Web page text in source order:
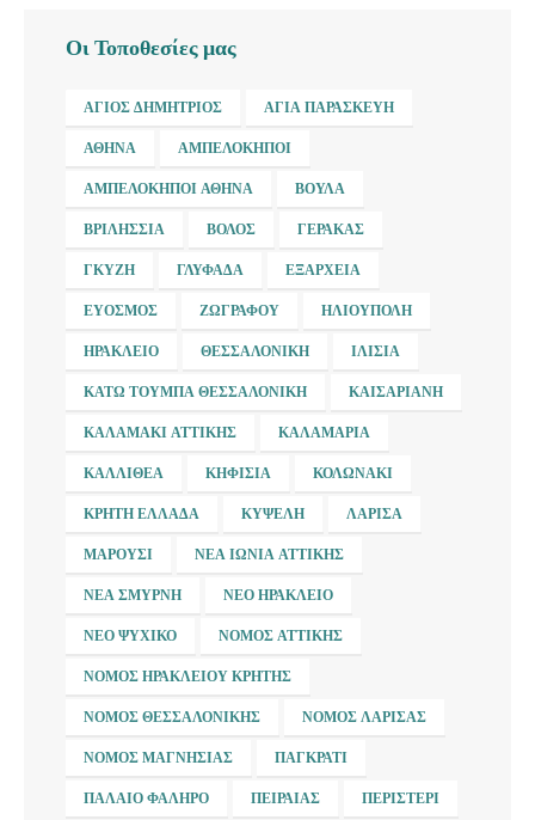
Οι Τοποθεσίες μας
ΆΓΙΟΣ ΔΗΜΉΤΡΙΟΣ ΑΓΊΑ ΠΑΡΑΣΚΕΥΉ
ΑΘΉΝΑ ΑΜΠΕΛΌΚΗΠΟΙ
ΑΜΠΕΛΌΚΗΠΟΙ ΑΘΉΝΑ ΒΟΎΛΑ
ΒΡΙΛΉΣΣΙΑ ΒΌΛΟΣ ΓΈΡΑΚΑΣ
ΓΚΎΖΗ ΓΛΥΦΆΔΑ ΕΞΆΡΧΕΙΑ
ΕΎΟΣΜΟΣ ΖΩΓΡΆΦΟΥ ΗΛΙΟΎΠΟΛΗ
ΗΡΆΚΛΕΙΟ ΘΕΣΣΑΛΟΝΊΚΗ ΙΛΊΣΙΑ
ΚΆΤΩ ΤΟΎΜΠΑ ΘΕΣΣΑΛΟΝΊΚΗ ΚΑΙΣΑΡΙΑΝΉ
ΚΑΛΑΜΆΚΙ ΑΤΤΙΚΉΣ ΚΑΛΑΜΑΡΙΆ
ΚΑΛΛΙΘΈΑ ΚΗΦΙΣΙΆ ΚΟΛΩΝΆΚΙ
ΚΡΉΤΗ ΕΛΛΆΔΑ ΚΥΨΈΛΗ ΛΆΡΙΣΑ
ΜΑΡΟΎΣΙ ΝΈΑ ΙΩΝΊΑ ΑΤΤΙΚΉΣ
ΝΈΑ ΣΜΎΡΝΗ ΝΈΟ ΗΡΆΚΛΕΙΟ
ΝΈΟ ΨΥΧΙΚΌ ΝΟΜΌΣ ΑΤΤΙΚΉΣ
ΝΟΜΌΣ ΗΡΑΚΛΕΊΟΥ ΚΡΉΤΗΣ
ΝΟΜΌΣ ΘΕΣΣΑΛΟΝΊΚΗΣ ΝΟΜΌΣ ΛΆΡΙΣΑΣ
ΝΟΜΌΣ ΜΑΓΝΗΣΊΑΣ ΠΑΓΚΡΆΤΙ
ΠΑΛΑΙΌ ΦΆΛΗΡΟ ΠΕΙΡΑΙΆΣ ΠΕΡΙΣΤΈΡΙ